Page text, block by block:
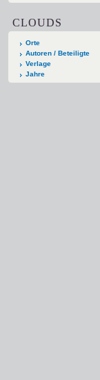
CLOUDS
Orte
Autoren / Beteiligte
Verlage
Jahre